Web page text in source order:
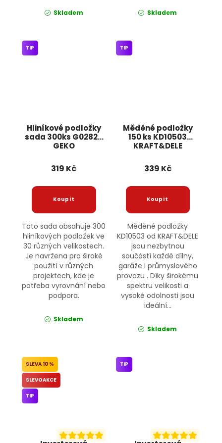
Skladem Skladem
Hliníkové podložky
sada 300ks G02824
GEKO
TIP
319 Kč
Tato sada obsahuje 300
hliníkových podložek ve
30 různých velikostech.
Je navržena pro široké
použití v různých
projektech, kde je
potřeba vyrovnání nebo
podpora.
Skladem
Měděné podložky
150 ks KD10503
KRAFT&DELE
TIP
339 Kč
Měděné podložky
KD10503 od KRAFT&DELE
jsou nezbytnou
součástí každé dílny,
garáže i průmyslového
provozu . Díky širokému
spektru velikosti a
vysoké odolnosti jsou
ideální...
Skladem
10 %
SLEVOAKCE
TIP
TIP